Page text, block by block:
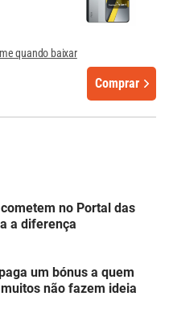
quando baixar
Comprar
no Portal das
a diferença
um bónus a quem
não fazem ideia